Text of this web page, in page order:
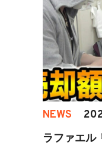
NEWS
ラファエル